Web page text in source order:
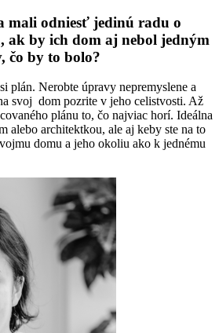
mali odniesť jedinú radu o
ak by ich dom aj nebol jedným
čo by to bolo?
plán. Nerobte úpravy nepremyslene a
svoj dom pozrite v jeho celistvosti. Až
plánu to, čo najviac horí. Ideálna
alebo architektkou, ale aj keby ste na to
domu a jeho okoliu ako k jednému